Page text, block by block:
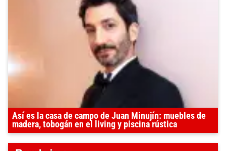
Así es la casa de campo de Juan Minujín: muebles de
madera, tobogán en el living y piscina rústica